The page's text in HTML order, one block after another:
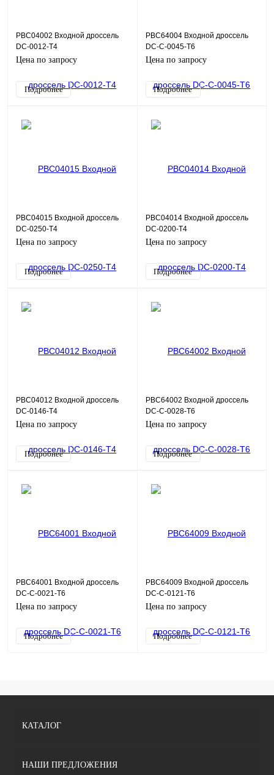
PBC04002 Входной дроссель
DC-0012-T4
Цена по запросу
Подробнее
PBC64004 Входной дроссель
DC-C-0045-T6
Цена по запросу
Подробнее
PBC04015 Входной дроссель
DC-0250-T4
Цена по запросу
Подробнее
PBC04014 Входной дроссель
DC-0200-T4
Цена по запросу
Подробнее
PBC04012 Входной дроссель
DC-0146-T4
Цена по запросу
Подробнее
PBC64002 Входной дроссель
DC-C-0028-T6
Цена по запросу
Подробнее
PBC64001 Входной дроссель
DC-C-0021-T6
Цена по запросу
Подробнее
PBC64009 Входной дроссель
DC-C-0121-T6
Цена по запросу
Подробнее
КАТАЛОГ
НАШИ ПРЕДЛОЖЕНИЯ